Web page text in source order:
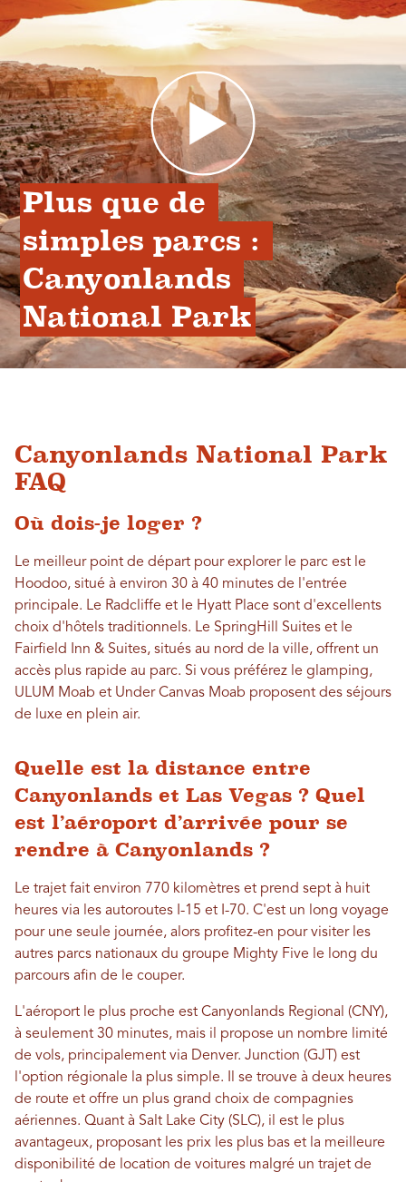
Plus que de
simples parcs :
Canyonlands
National Park
Canyonlands National Park
FAQ
Où dois-je loger ?
Le meilleur point de départ pour explorer le parc est le
Hoodoo, situé à environ 30 à 40 minutes de l'entrée
principale. Le Radcliffe et le Hyatt Place sont d'excellents
choix d'hôtels traditionnels. Le SpringHill Suites et le
Fairfield Inn & Suites, situés au nord de la ville, offrent un
accès plus rapide au parc. Si vous préférez le glamping,
ULUM Moab et Under Canvas Moab proposent des séjours
de luxe en plein air.
Quelle est la distance entre
Canyonlands et Las Vegas ? Quel
est l’aéroport d’arrivée pour se
rendre à Canyonlands ?
Le trajet fait environ 770 kilomètres et prend sept à huit
heures via les autoroutes I-15 et I-70. C'est un long voyage
pour une seule journée, alors profitez-en pour visiter les
autres parcs nationaux du groupe Mighty Five le long du
parcours afin de le couper.
L'aéroport le plus proche est Canyonlands Regional (CNY),
à seulement 30 minutes, mais il propose un nombre limité
de vols, principalement via Denver. Junction (GJT) est
l'option régionale la plus simple. Il se trouve à deux heures
de route et offre un plus grand choix de compagnies
aériennes. Quant à Salt Lake City (SLC), il est le plus
avantageux, proposant les prix les plus bas et la meilleure
disponibilité de location de voitures malgré un trajet de